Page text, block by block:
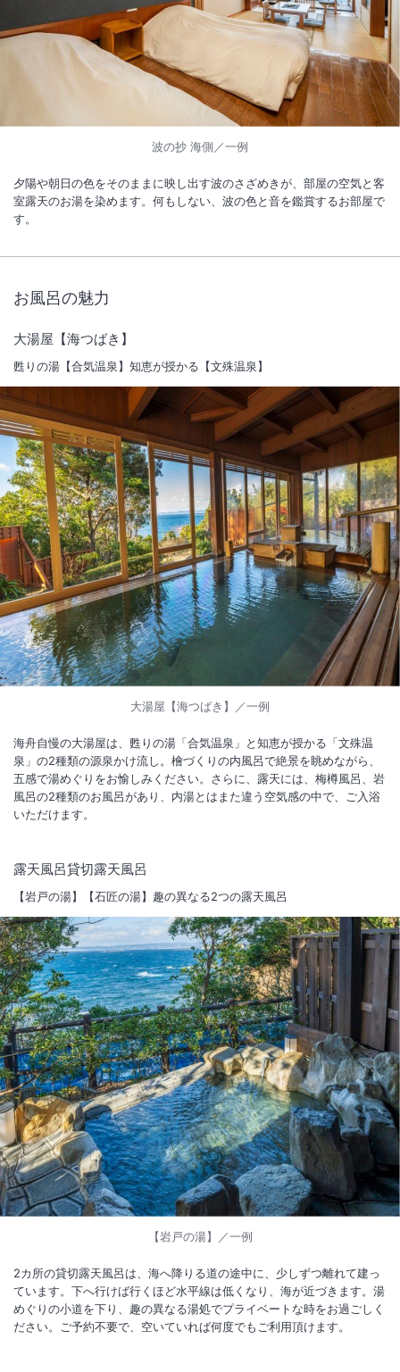
波の抄 海側／一例
夕陽や朝日の色をそのままに映し出す波のさざめきが、部屋の空気と客
室露天のお湯を染めます。何もしない、波の色と音を鑑賞するお部屋で
す。
お風呂の魅力
大湯屋【海つばき】
甦りの湯【合気温泉】知恵が授かる【文殊温泉】
大湯屋【海つばき】／一例
海舟自慢の大湯屋は、甦りの湯「合気温泉」と知恵が授かる「文殊温
泉」の2種類の源泉かけ流し。檜づくりの内風呂で絶景を眺めながら、
五感で湯めぐりをお愉しみください。さらに、露天には、梅樽風呂、岩
風呂の2種類のお風呂があり、内湯とはまた違う空気感の中で、ご入浴
いただけます。
露天風呂貸切露天風呂
【岩戸の湯】【石匠の湯】趣の異なる2つの露天風呂
【岩戸の湯】／一例
2カ所の貸切露天風呂は、海へ降りる道の途中に、少しずつ離れて建っ
ています。下へ行けば行くほど水平線は低くなり、海が近づきます。湯
めぐりの小道を下り、趣の異なる湯処でプライベートな時をお過ごしく
ださい。ご予約不要で、空いていれば何度でもご利用頂けます。